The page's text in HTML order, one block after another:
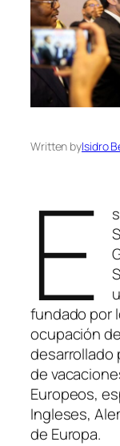
Written byIsidro
E
fundado por
ocupación
desarrollado
de
Europeos,
Ingleses,
de Europa.